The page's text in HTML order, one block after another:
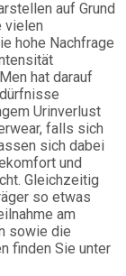
auf Grund
vielen
hohe Nachfrage
hat darauf
Urinverlust
falls sich
sich dabei
und
Gleichzeitig
so etwas
am
sowie die
finden Sie unter